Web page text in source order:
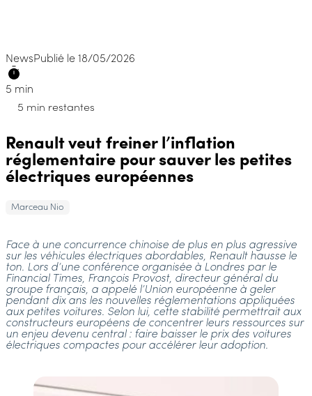
NewsPublié le 18/05/2026
5 min
5 min restantes
Renault veut freiner l’inflation
réglementaire pour sauver les petites
électriques européennes
Marceau Nio
Face à une concurrence chinoise de plus en plus agressive
sur les véhicules électriques abordables, Renault hausse le
ton. Lors d’une conférence organisée à Londres par le
Financial Times, François Provost, directeur général du
groupe français, a appelé l’Union européenne à geler
pendant dix ans les nouvelles réglementations appliquées
aux petites voitures. Selon lui, cette stabilité permettrait aux
constructeurs européens de concentrer leurs ressources sur
un enjeu devenu central : faire baisser le prix des voitures
électriques compactes pour accélérer leur adoption.